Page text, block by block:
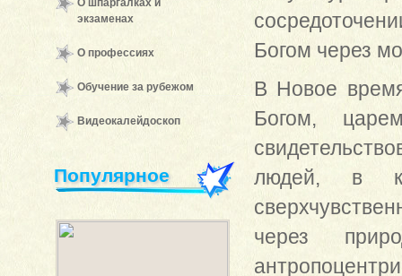
О шпаргалках и
экзаменах
О профессиях
Обучение за рубежом
Видеокалейдоскоп
Популярное
Богом через
В Новое
Богом,
людей, в
через